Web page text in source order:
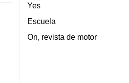
Yes
Escuela
On, revista de motor